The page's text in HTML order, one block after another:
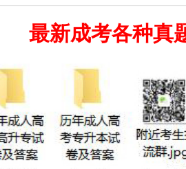
最新成考各种真